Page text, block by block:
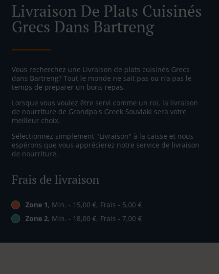
Livraison De Plats Cuisinés
Grecs Dans Bartreng
Vous recherchez une Livraison de plats cuisinés Grecs
dans Bartreng? Tout le monde ne sait pas ou n’a pas le
temps de preparer un bons repas.
Lorsque vous voulez être servi comme un roi, la livraison
de nourriture de Grandpa's Greek Souvlaki sera votre
meilleur choix.
Sélectionnez simplement "Livraison" à la caisse et nous
espérons que vous apprécierez notre service de livraison
de nourriture.
Frais de livraison
Zone 1, Min. - 15,00 €, Frais - 5,00 €
Zone 2, Min. - 18,00 €, Frais - 7,00 €